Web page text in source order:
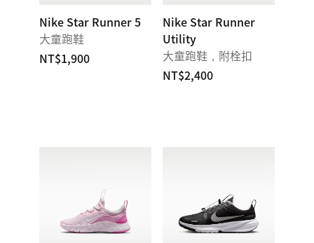
Nike Star Runner 5
大童跑鞋
NT$1,900
Nike Star Runner
Utility
大童跑鞋，附栓扣
NT$2,400